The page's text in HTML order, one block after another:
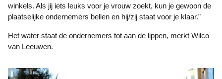
winkels. Als jij iets leuks voor je vrouw zoekt, kun je gewoon de
plaatselijke ondernemers bellen en hij/zij staat voor je klaar.”
Het water staat de ondernemers tot aan de lippen, merkt Wilco
van Leeuwen.